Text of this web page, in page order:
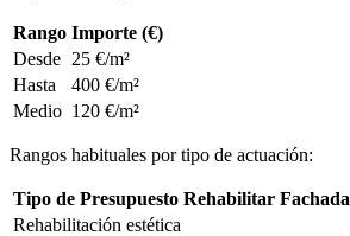
Rango Importe (€)
Desde 25 €/m²
Hasta
400 €/m²
Medio 120 €/m²
Rangos habituales por tipo de actuación:
Tipo de Presupuesto Rehabilitar Fachada
Rehabilitación estética